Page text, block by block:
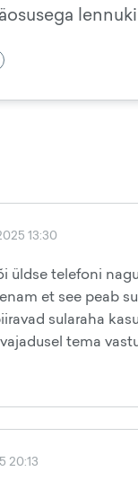
13:30
üldse telefoni
et see peab
sularaha
tema
20:13